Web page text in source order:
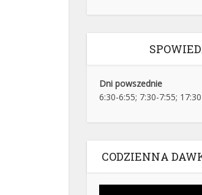
Dni powszednie
6:30-6:55; 7:30-7:55;
CODZIENNA